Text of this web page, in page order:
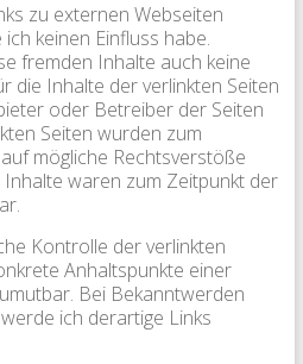
zu externen Webseiten
keinen Einfluss habe.
fremden Inhalte auch keine
die Inhalte der verlinkten Seiten
oder Betreiber der Seiten
Seiten wurden zum
mögliche Rechtsverstöße
waren zum Zeitpunkt der
Kontrolle der verlinkten
Anhaltspunkte einer
Bei Bekanntwerden
ich derartige Links